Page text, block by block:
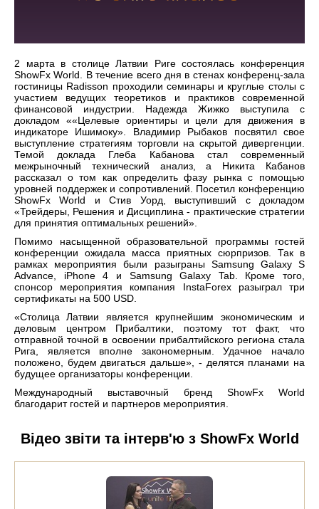
2 марта в столице Латвии Риге состоялась конференция
ShowFx World. В течение всего дня в стенах конференц-зала
гостиницы Radisson проходили семинары и круглые столы с
участием ведущих теоретиков и практиков современной
финансовой индустрии. Надежда Жижко выступила с
докладом ««Целевые ориентиры и цели для движения в
индикаторе Ишимоку». Владимир Рыбаков посвятил свое
выступление стратегиям торговли на скрытой дивергенции.
Темой доклада Глеба Кабанова стал современный
межрыночный технический анализ, а Никита Кабанов
рассказал о том как определить фазу рынка с помощью
уровней поддержек и сопротивлений. Посетил конференцию
ShowFx World и Стив Уорд, выступивший с докладом
«Трейдеры, Решения и Дисциплина - практические стратегии
для принятия оптимальных решений».
Помимо насыщенной образовательной программы гостей
конференции ожидала масса приятных сюрпризов. Так в
рамках мероприятия были разыграны Samsung Galaxy S
Advance, iPhone 4 и Samsung Galaxy Tab. Кроме того,
спонсор мероприятия компания InstaForex разыграл три
сертификаты на 500 USD.
«Столица Латвии является крупнейшим экономическим и
деловым центром Прибалтики, поэтому тот факт, что
отправной точной в освоении прибалтийского региона стала
Рига, является вполне закономерным. Удачное начало
положено, будем двигаться дальше», - делятся планами на
будущее организаторы конференции.
Международный выставочный бренд ShowFx World
благодарит гостей и партнеров мероприятия.
Відео звіти та інтерв'ю з ShowFx World